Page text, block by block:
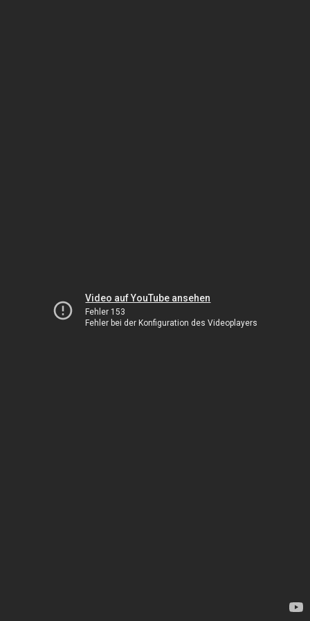
Video auf YouTube ansehen
Fehler 153
Fehler bei der Konfiguration des Videoplayers